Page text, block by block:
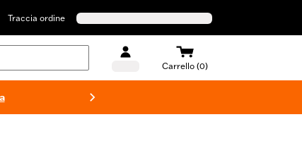
Traccia ordine
Carrello (0)